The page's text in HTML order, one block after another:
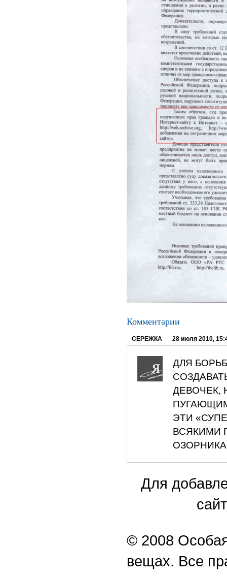
Комментарии
СЕРЕЖКА 28 июля 2010,
ДЛЯ
ЭТИ
ВСЯКИМИ
Для
© 2008
вещах. Все